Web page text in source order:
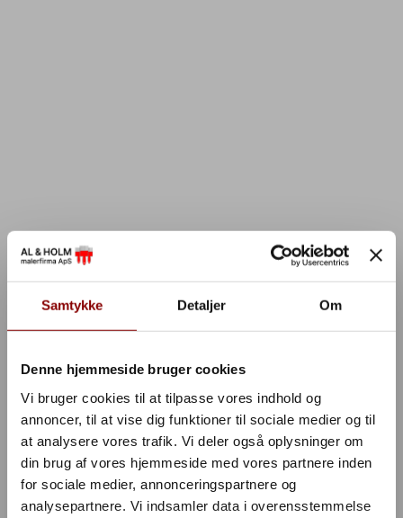
Samtykke Detaljer Om
Denne hjemmeside bruger cookies
Vi bruger cookies til at tilpasse vores indhold og
annoncer, til at vise dig funktioner til sociale medier og til
at analysere vores trafik. Vi deler også oplysninger om
din brug af vores hjemmeside med vores partnere inden
for sociale medier, annonceringspartnere og
analysepartnere. Vi indsamler data i overensstemmelse